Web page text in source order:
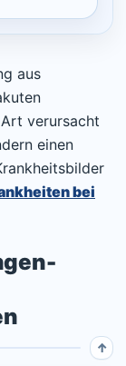
aus
verursacht
einen
bei